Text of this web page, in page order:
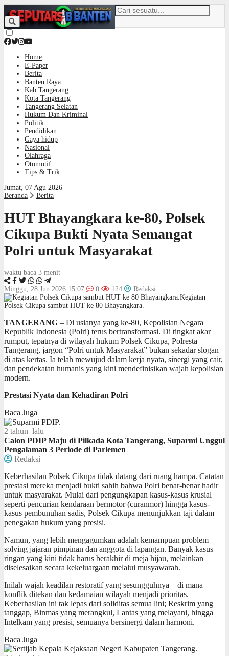
Home
E-Paper
Berita
Banten Raya
Kab.Tangerang
Kota Tangerang
Tangerang Selatan
Hukum Dan Kriminal
Politik
Pendidikan
Gaya hidup
Nasional
Olahraga
Otomotif
Tips & Trik
Jumat, 07 Agu 2026
Beranda
Berita
HUT Bhayangkara ke-80, Polsek
Cikupa Bukti Nyata Semangat
Polri untuk Masyarakat
waktu baca 3 menit
Minggu, 28 Jun 2026 15:07 0 124
Redaksi
Kegiatan
Polsek Cikupa sambut HUT ke 80 Bhayangkara.
TANGERANG – Di usianya yang ke-80, Kepolisian Negara
Republik Indonesia (Polri) terus bertransformasi. Di tingkat akar
rumput, tepatnya di wilayah hukum Polsek Cikupa, Polresta
Tangerang, jargon “Polri untuk Masyarakat” bukan sekadar slogan
di atas kertas. Ia telah mewujud dalam kerja nyata, sinergi yang cair,
dan pendekatan humanis yang kini mendefinisikan wajah kepolisian
modern.
​Prestasi Nyata dan Kehadiran Polri
Baca Juga
2 tahun lalu
Calon PDIP Maju di Pilkada Kota Tangerang, Suparmi Unggul
Pengalaman 3 Periode di Parlemen
Redaksi
​Keberhasilan Polsek Cikupa tidak datang dari ruang hampa. Catatan
prestasi mereka menjadi bukti sahih bahwa Polri benar-benar hadir
untuk masyarakat. Mulai dari pengungkapan kasus-kasus krusial
seperti pencurian kendaraan bermotor (curanmor) hingga kasus-
kasus pembunuhan sadis, Polsek Cikupa menunjukkan taji dalam
penegakan hukum yang presisi.
​Namun, yang lebih mengagumkan adalah kemampuan problem
solving jajaran pimpinan dan anggota di lapangan. Banyak kasus
ringan yang kini tidak harus berakhir di meja hijau, melainkan
diselesaikan secara kekeluargaan melalui musyawarah.
Inilah wajah keadilan restoratif yang sesungguhnya—di mana
konflik ditekan dan kedamaian wilayah menjadi prioritas.
Keberhasilan ini tak lepas dari soliditas semua lini; Reskrim yang
tanggap, Binmas yang merangkul, Lantas yang melayani, hingga
Intelkam yang presisi, semuanya bersinergi dalam harmoni.
Baca Juga